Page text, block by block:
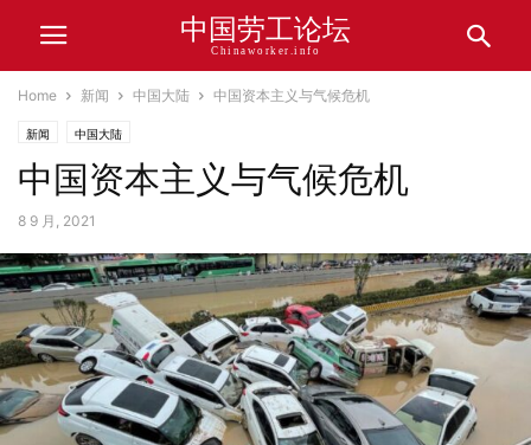
中国劳工论坛
Chinaworker.info
Home 新闻 中国大陆 中国资本主义与气候危机
新闻 中国大陆
中国资本主义与气候危机
8 9 月, 2021